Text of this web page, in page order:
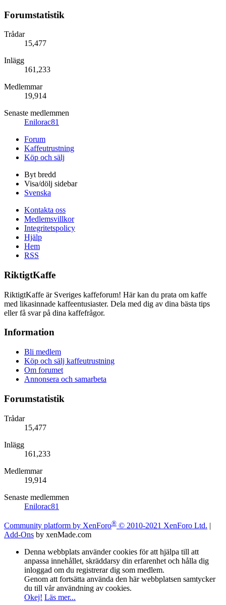
Forumstatistik
Trådar
15,477
Inlägg
161,233
Medlemmar
19,914
Senaste medlemmen
Enilorac81
Forum
Kaffeutrustning
Köp och sälj
Byt bredd
Visa/dölj sidebar
Svenska
Kontakta oss
Medlemsvillkor
Integritetspolicy
Hjälp
Hem
RSS
RiktigtKaffe
RiktigtKaffe är Sveriges kaffeforum! Här kan du prata om kaffe
med likasinnade kaffeentusiaster. Dela med dig av dina bästa tips
eller få svar på dina kaffefrågor.
Information
Bli medlem
Köp och sälj kaffeutrustning
Om forumet
Annonsera och samarbeta
Forumstatistik
Trådar
15,477
Inlägg
161,233
Medlemmar
19,914
Senaste medlemmen
Enilorac81
Community platform by XenForo® © 2010-2021 XenForo Ltd. |
Add-Ons by xenMade.com
Denna webbplats använder cookies för att hjälpa till att
anpassa innehållet, skräddarsy din erfarenhet och hålla dig
inloggad om du registrerar dig som medlem.
Genom att fortsätta använda den här webbplatsen samtycker
du till vår användning av cookies.
Okej! Läs mer...